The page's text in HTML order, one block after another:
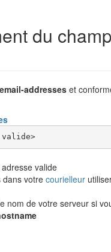
du
addresses et
valide>
valide
dans votre courielleur
nom de votre serveur si